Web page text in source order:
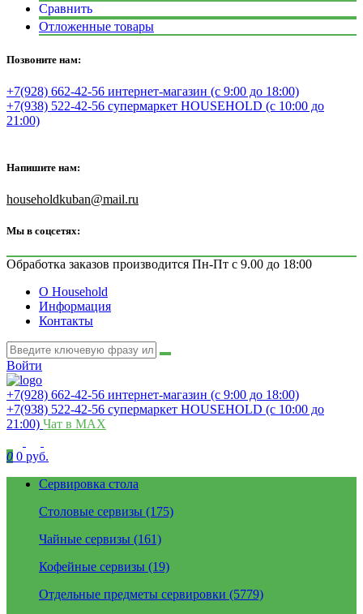
Сравнить
Отложенные товары
Позвоните нам:
+7(928) 662-42-56 интернет-магазин (с 9:00 до 18:00)
+7(938) 522-42-56 супермаркет HOUSEHOLD (с 10:00 до
21:00)
Напишите нам:
householdkuban@mail.ru
Мы в соцсетях:
Обработка заказов производится Пн-Пт с 9.00 до 18:00
О Household
Информация
Контакты
Войти
+7(928) 662-42-56 интернет-магазин (с 9:00 до 18:00)
+7(938) 522-42-56 супермаркет HOUSEHOLD (с 10:00 до
21:00) Чат в MAX
0 0 руб.
Сервировка стола
Столовые сервизы (175)
Чайные сервизы (161)
Кофейные сервизы (19)
Отдельные предметы сервировки (5779)